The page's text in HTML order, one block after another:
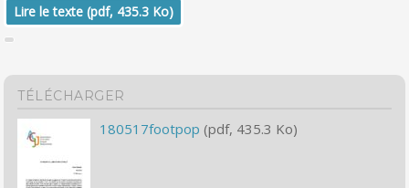
Lire le texte (pdf, 435.3 Ko)
TÉLÉCHARGER
180517footpop (pdf, 435.3 Ko)